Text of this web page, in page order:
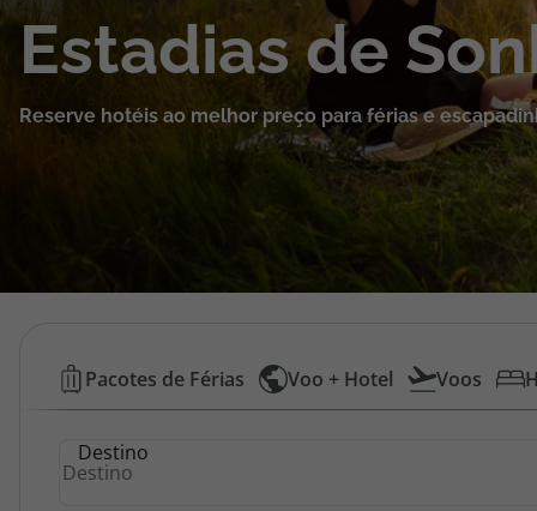
Cruzeiros
Promoções
Área de Cliente
Estadias de
Reserve hotéis ao melhor preço para férias e
Hotéis
Baratos
Pacotes de Férias Voo + Hotel Voos
Destino